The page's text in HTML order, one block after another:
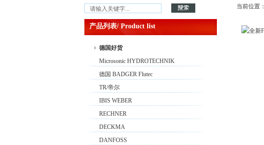
产品列表/ Product list
德国好货
Microsonic HYDROTECHNIK
德国 BADGER Flutec
TR/帝尔
IBIS WEBER
RECHNER
DECKMA
DANFOSS
当前位置：